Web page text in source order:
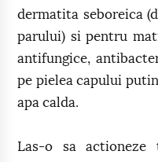
dermatita seboreica
parului) si pentru
antifungice,
pe pielea capului
apa calda.
Las-o sa